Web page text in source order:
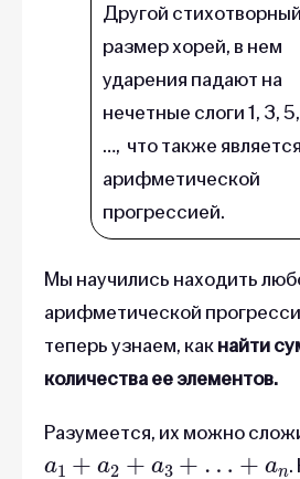
Другой стихотворный
размер хорей, в нем
ударения падают на
нечетные слоги 1, 3,
…, что также является
арифметической
прогрессией.
Мы научились находить
арифметической
теперь узнаем, какнайти
количества ее элементов.
Разумеется, их можно
+a 3 + +
.